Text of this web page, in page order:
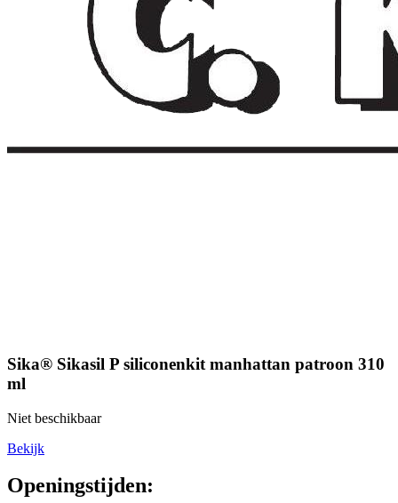
Sika® Sikasil P siliconenkit manhattan patroon 310
ml
Niet beschikbaar
Bekijk
Openingstijden: